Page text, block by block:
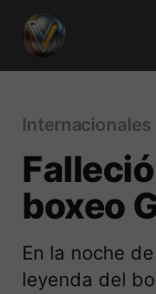
Internacionales
boxeo
En la noche
leyenda del